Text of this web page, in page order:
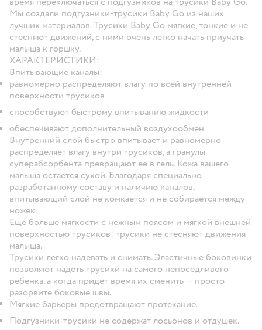
Мы создали подгузники-трусики Baby Go из наших
лучших материалов. Трусики Baby Go мягкие, тонкие и не
стесняют движений, с ними очень легко начать приучать
малыша к горшку.
ХАРАКТЕРИСТИКИ:
Впитывающие каналы:
равномерно распределяют влагу по всей внутренней
поверхности трусиков
способствуют быстрому впитыванию жидкости
обеспечивают дополнительный воздухообмен
Внутренний слой быстро впитывает и равномерно
распределяет влагу внутри трусиков, а гранулы
суперабсорбента превращают ее в гель. Кожа вашего
малыша остается сухой. Благодаря специально
разработанному составу и наличию каналов,
впитывающий слой не комкается и не собирается между
ножек.
Еще больше мягкости с нежным поясом и мягкой внешней
поверхностью трусиков: трусики не стесняют движения
малыша.
Трусики легко надевать и снимать. Эластичные боковинки
позволяют надеть трусики на самого непоседливого
ребенка, а когда придет время их сменить — просто
разорвите боковые швы.
Мягкие барьеры предотвращают протекание.
Подгузники-трусики не содержат лосьонов и отдушек.